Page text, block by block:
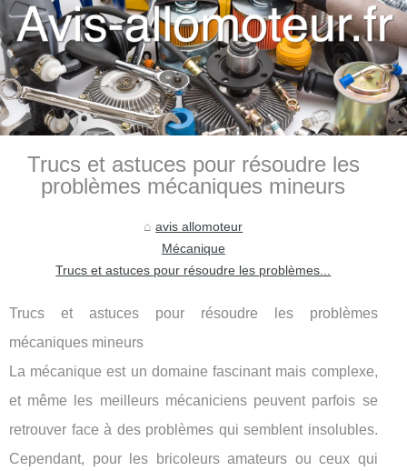
Trucs et astuces pour résoudre les
problèmes mécaniques mineurs
avis allomoteur
Mécanique
Trucs et astuces pour résoudre les problèmes...
Trucs et astuces pour résoudre les problèmes
mécaniques mineurs
La mécanique est un domaine fascinant mais complexe,
et même les meilleurs mécaniciens peuvent parfois se
retrouver face à des problèmes qui semblent insolubles.
Cependant, pour les bricoleurs amateurs ou ceux qui